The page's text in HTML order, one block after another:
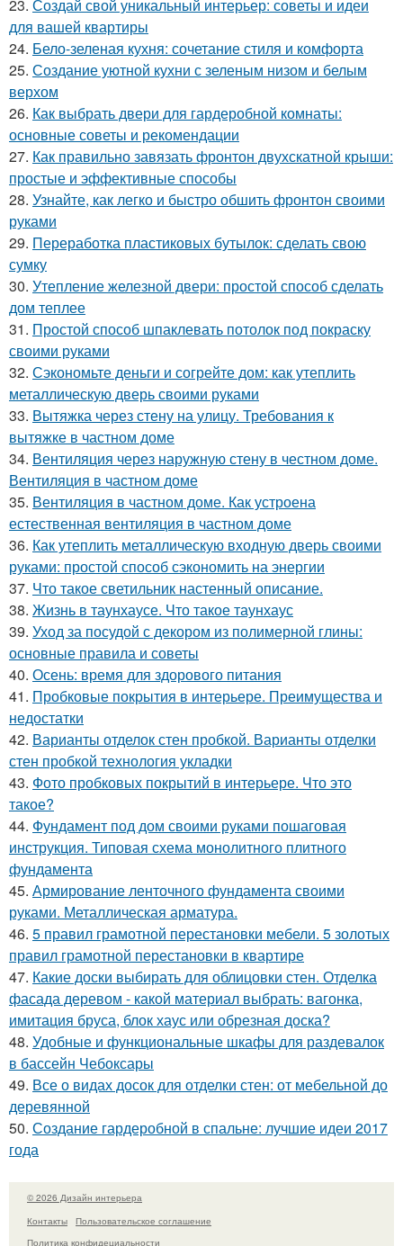
23. Создай свой уникальный интерьер: советы и идеи
для вашей квартиры
24. Бело-зеленая кухня: сочетание стиля и комфорта
25. Создание уютной кухни с зеленым низом и белым
верхом
26. Как выбрать двери для гардеробной комнаты:
основные советы и рекомендации
27. Как правильно завязать фронтон двухскатной крыши:
простые и эффективные способы
28. Узнайте, как легко и быстро обшить фронтон своими
руками
29. Переработка пластиковых бутылок: сделать свою
сумку
30. Утепление железной двери: простой способ сделать
дом теплее
31. Простой способ шпаклевать потолок под покраску
своими руками
32. Сэкономьте деньги и согрейте дом: как утеплить
металлическую дверь своими руками
33. Вытяжка через стену на улицу. Требования к
вытяжке в частном доме
34. Вентиляция через наружную стену в честном доме.
Вентиляция в частном доме
35. Вентиляция в частном доме. Как устроена
естественная вентиляция в частном доме
36. Как утеплить металлическую входную дверь своими
руками: простой способ сэкономить на энергии
37. Что такое светильник настенный описание.
38. Жизнь в таунхаусе. Что такое таунхаус
39. Уход за посудой с декором из полимерной глины:
основные правила и советы
40. Осень: время для здорового питания
41. Пробковые покрытия в интерьере. Преимущества и
недостатки
42. Варианты отделок стен пробкой. Варианты отделки
стен пробкой технология укладки
43. Фото пробковых покрытий в интерьере. Что это
такое?
44. Фундамент под дом своими руками пошаговая
инструкция. Типовая схема монолитного плитного
фундамента
45. Армирование ленточного фундамента своими
руками. Металлическая арматура.
46. 5 правил грамотной перестановки мебели. 5 золотых
правил грамотной перестановки в квартире
47. Какие доски выбирать для облицовки стен. Отделка
фасада деревом - какой материал выбрать: вагонка,
имитация бруса, блок хаус или обрезная доска?
48. Удобные и функциональные шкафы для раздевалок
в бассейн Чебоксары
49. Все о видах досок для отделки стен: от мебельной до
деревянной
50. Создание гардеробной в спальне: лучшие идеи 2017
года
© 2026 Дизайн интерьера
Контакты
Пользовательское соглашение
Политика конфидециальности